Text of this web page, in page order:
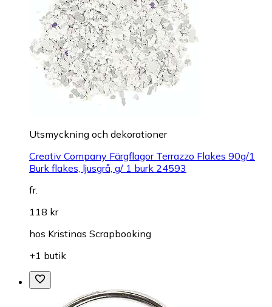
Utsmyckning och dekorationer
Creativ Company Färgflagor Terrazzo Flakes 90g/1
Burk flakes, ljusgrå, g/ 1 burk 24593
fr.
118 kr
hos Kristinas Scrapbooking
+1 butik